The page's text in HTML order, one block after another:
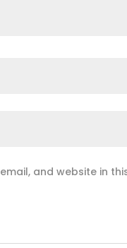
and website in